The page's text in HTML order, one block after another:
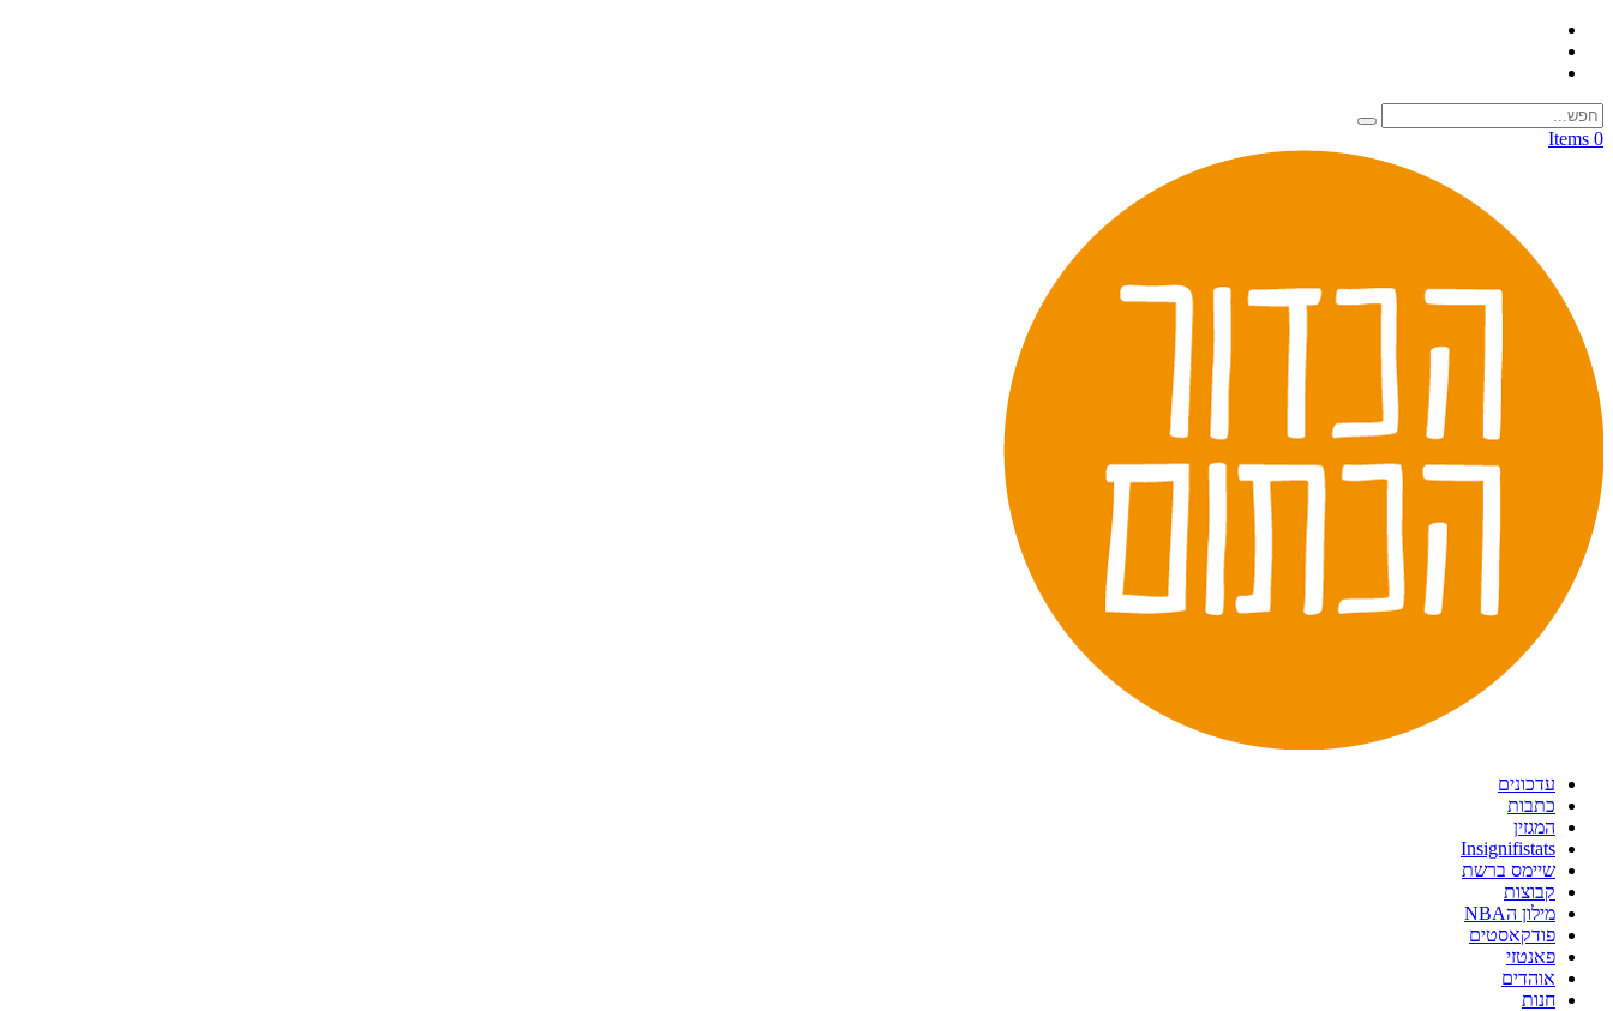
0 Items
עדכונים
כתבות
המגזין
Insignifistats
שיימס ברשת
קבוצות
מילון הNBA
פודקאסטים
פאנטזי
אוהדים
חנות